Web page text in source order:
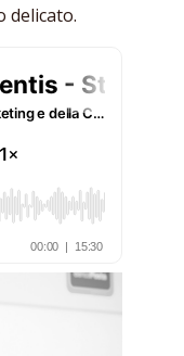
delicato.